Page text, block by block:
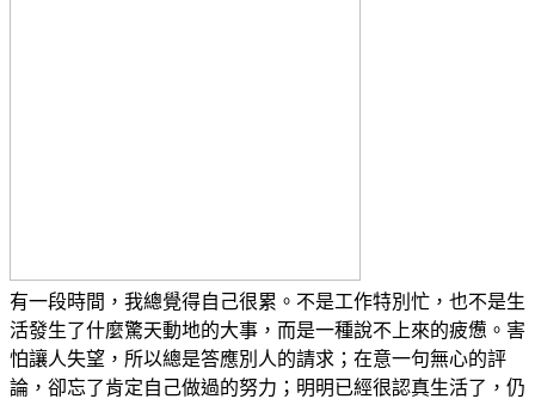
有一段時間，我總覺得自己很累。不是工作特別忙，也不是生
活發生了什麼驚天動地的大事，而是一種說不上來的疲憊。害
怕讓人失望，所以總是答應別人的請求；在意一句無心的評
論，卻忘了肯定自己做過的努力；明明已經很認真生活了，仍